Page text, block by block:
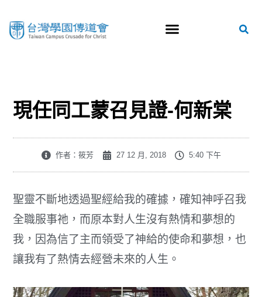
現任同工蒙召見證-何新棠
作者：筱芳 27 12 月, 2018 5:40 下午
聖靈不斷地透過聖經給我的確據，確知神呼召我
全職服事祂，而原本對人生沒有熱情和夢想的
我，因為信了主而領受了神給的使命和夢想，也
讓我有了熱情去經營未來的人生。